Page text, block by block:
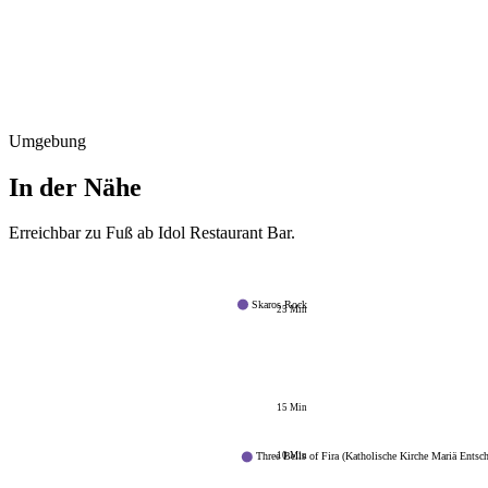
Umgebung
In der Nähe
Erreichbar zu Fuß ab Idol Restaurant Bar.
10Min
15 Min
25Min
Three Bells of Fira (Katholische Kirche Mariä
Skaros Rock